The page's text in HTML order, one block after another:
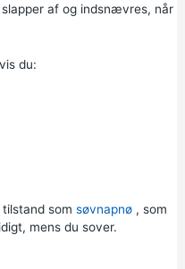
af og indsnævres, når
du:
som søvnapnø, som
mens du sover.